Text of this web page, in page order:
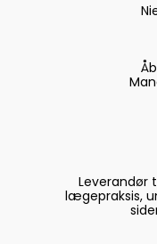
Leverandør
lægepraksis,